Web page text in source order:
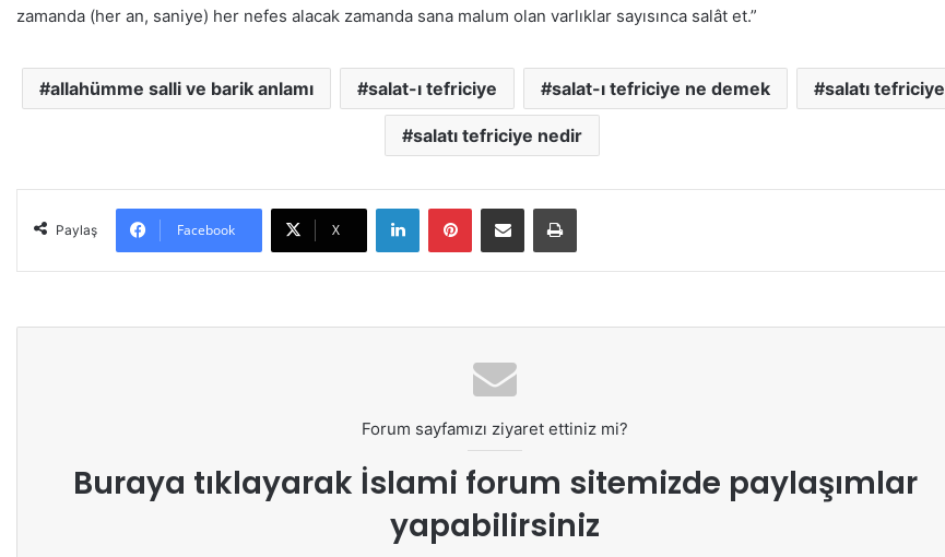
zamanda (her an, saniye) her nefes alacak zamanda sana malum olan varlıklar sayısınca salât et.”
allahümme salli ve barik anlamı salat-ı tefriciye salat-ı tefriciye ne demek salatı tefriciye
salatı tefriciye nedir
Paylaş Facebook X
Forum sayfamızı ziyaret ettiniz mi?
Buraya tıklayarak İslami forum sitemizde paylaşımlar
yapabilirsiniz